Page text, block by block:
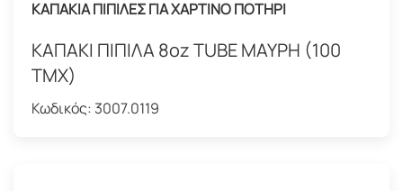
ΚΑΠΑΚΙΑ ΠΙΠΙΛΕΣ ΓΙΑ ΧΑΡΤΙΝΟ ΠΟΤΗΡΙ
ΚΑΠΑΚΙ ΠΙΠΙΛΑ 8oz TUBE ΜΑΥΡΗ (100
ΤΜΧ)
Κωδικός: 3007.0119